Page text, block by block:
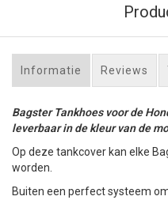
Informatie Reviews
Bagster Tankhoes voor de
leverbaar in de kleur van de
Op deze tankcover kan elke
worden.
Buiten een perfect systeem